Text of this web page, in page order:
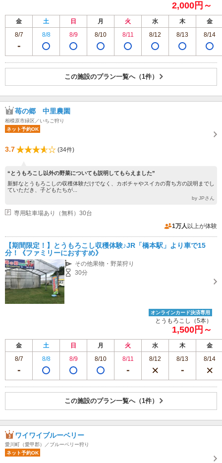
2,000円～
金 土 日 月 火 水 木
金
8/7
8/8 8/9 8/10 8/11 8/12 8/13 8/14
この施設のプラン一覧へ（1件）
苺の郷 中里農園
相模原市緑区／いちご狩り
ネット予約OK
3.7 (34件)
“とうもろこし以外の野菜についても説明してもらえました”
新鮮なとうもろこしの収穫体験だけでなく、カボチャやスイカの育ち方の説明までし
ていただき、子どもたちが...
by JPさん
専用駐車場あり（無料）30台
1万人 以上が体験
【期間限定！】とうもろこし収穫体験♪JR「橋本駅」より車で15
分！《ファミリーにおすすめ》
その他果物・野菜狩り
30分
オンラインカード決済専用
とうもろこし（5本）
1,500円～
金 土 日 月 火 水 木
金
8/7
8/8 8/9 8/10 8/11 8/12 8/13 8/14
この施設のプラン一覧へ（1件）
ワイワイブルーベリー
愛川町（愛甲郡）／ブルーベリー狩り
ネット予約OK